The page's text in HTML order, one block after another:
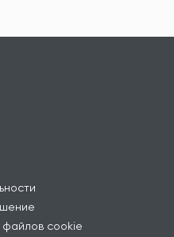
файлов cookie